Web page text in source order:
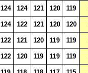
124 124 121 120 119
124 122 121 120 120
122 121 120 119 119
122 120 119 119 119